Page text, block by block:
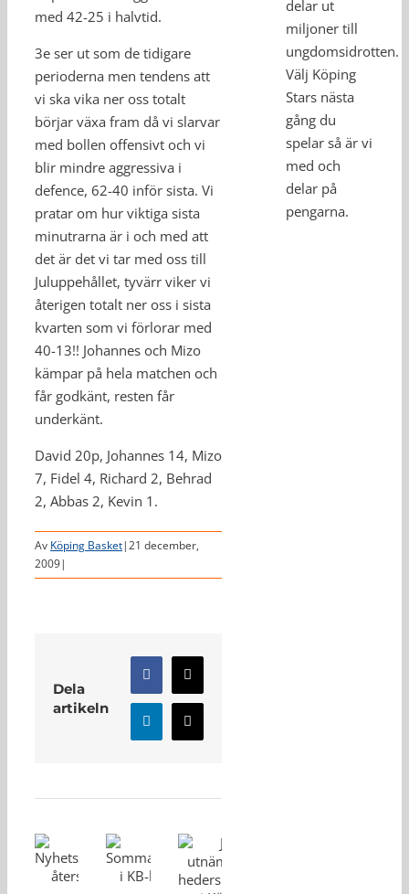
med 42-25 i halvtid.
3e ser ut som de tidigare
perioderna men tendens att
vi ska vika ner oss totalt
börjar växa fram då vi slarvar
med bollen offensivt och vi
blir mindre aggressiva i
defence, 62-40 inför sista. Vi
pratar om hur viktiga sista
minutrarna är i och med att
det är det vi tar med oss till
Juluppehållet, tyvärr viker vi
återigen totalt ner oss i sista
kvarten som vi förlorar med
40-13!! Johannes och Mizo
kämpar på hela matchen och
får godkänt, resten får
underkänt.
David 20p, Johannes 14, Mizo
7, Fidel 4, Richard 2, Behrad
2, Abbas 2, Kevin 1.
Av Köping Basket|21 december,
2009|
Dela
artikeln
Facebook
X
LinkedInE-
post
delar ut
miljoner till
ungdomsidrotten.
Välj Köping
Stars nästa
gång du
spelar så är vi
med och
delar på
pengarna.